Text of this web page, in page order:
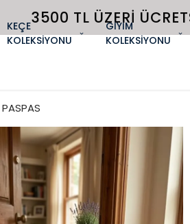
3500 TL ÜZERI
KEÇE
KOLEKSİYONU
GİYİM
KOLEKSİYONU
PASPAS